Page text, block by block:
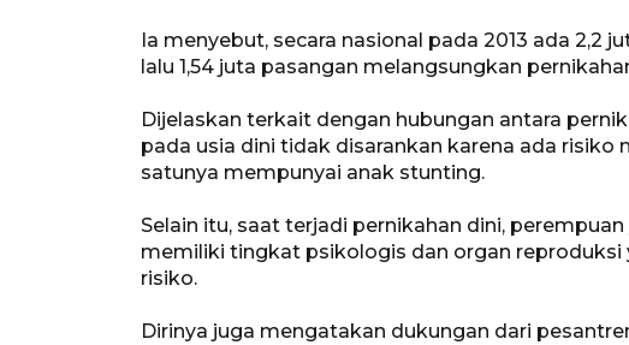
Ia menyebut, secara nasional pada 2013 ada 2,2
lalu 1,54 juta pasangan melangsungkan
Dijelaskan terkait dengan hubungan antara
pada usia dini tidak disarankan karena ada risiko
satunya mempunyai anak stunting.
Selain itu, saat terjadi pernikahan dini,
memiliki tingkat psikologis dan organ reproduksi
risiko.
Dirinya juga mengatakan dukungan dari